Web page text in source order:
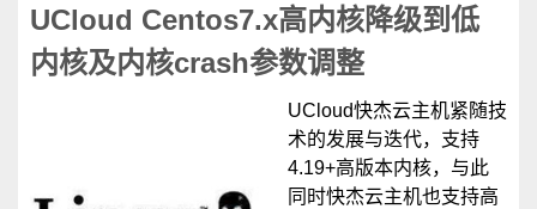
UCloud Centos7.x高内核降级到低
内核及内核crash参数调整
UCloud快杰云主机紧随技
术的发展与迭代，支持
4.19+高版本内核，与此
同时快杰云主机也支持高